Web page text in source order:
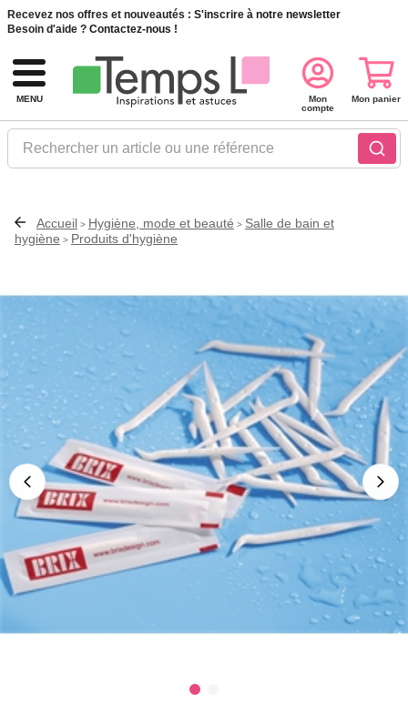
Recevez nos offres et nouveautés : S'inscrire à notre newsletter
Besoin d'aide ? Contactez-nous !
MENU
Rechercher un article ou une référence
Mon
compte
Mon panier
Accueil > Hygiène, mode et beauté > Salle de bain et
hygiène > Produits d'hygiène